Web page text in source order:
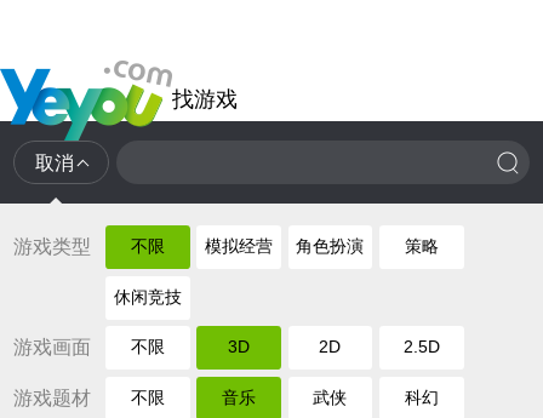
找游戏
取消
游戏类型 不限 模拟经营 角色扮演 策略
休闲竞技
游戏画面 不限 3D 2D 2.5D
游戏题材 不限 音乐 武侠 科幻